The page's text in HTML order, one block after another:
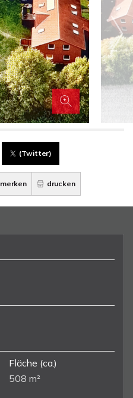
(Twitter)
merken drucken
Fläche (ca.)
508 m²